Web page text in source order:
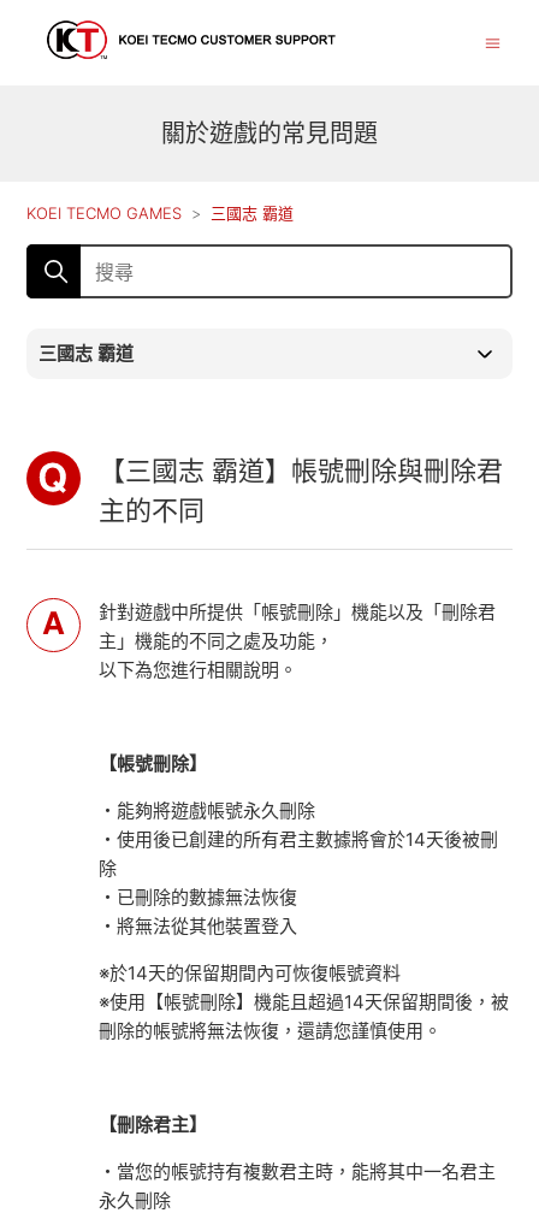
關於遊戲的常見問題
KOEI TECMO GAMES 三國志 霸道
三國志 霸道
【三國志 霸道】帳號刪除與刪除君
主的不同
針對遊戲中所提供「帳號刪除」機能以及「刪除君
主」機能的不同之處及功能，
以下為您進行相關說明。
【帳號刪除】
・能夠將遊戲帳號永久刪除
・使用後已創建的所有君主數據將會於14天後被刪
除
・已刪除的數據無法恢復
・將無法從其他裝置登入
※於14天的保留期間內可恢復帳號資料
※使用【帳號刪除】機能且超過14天保留期間後，被
刪除的帳號將無法恢復，還請您謹慎使用。
【刪除君主】
・當您的帳號持有複數君主時，能將其中一名君主
永久刪除